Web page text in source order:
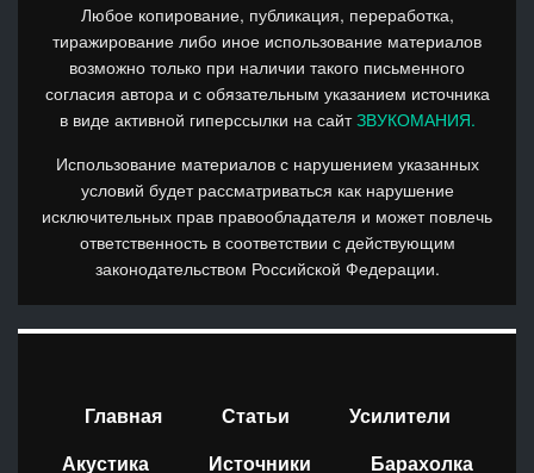
Любое копирование, публикация, переработка,
тиражирование либо иное использование материалов
возможно только при наличии такого письменного
согласия автора и с обязательным указанием источника
в виде активной гиперссылки на сайтЗВУКОМАНИЯ.
Использование материалов с нарушением указанных
условий будет рассматриваться как нарушение
исключительных прав правообладателя и может повлечь
ответственность в соответствии с действующим
законодательством Российской Федерации.
Главная Статьи
Усилители
Акустика
Источники Барахолка